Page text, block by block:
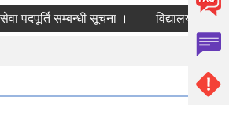
सम्बन्धी सूचना ।